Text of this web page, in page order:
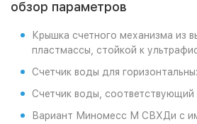
обзор параметров
Крышка счетного механизма из
пластмассы, стойкой к
Счетчик воды для
Счетчик воды, соответствующий
Вариант Миномесс М СВХДи с